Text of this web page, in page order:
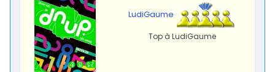
LudiGaume
Top à LudiGaume